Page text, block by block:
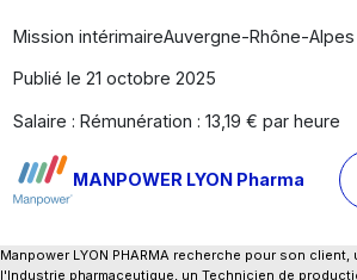
Mission intérimaireAuvergne-Rhône-Alpes
Publié le 21 octobre 2025
Salaire : Rémunération : 13,19 € par heure
MANPOWER LYON Pharma
Manpower LYON PHARMA recherche pour son
l'Industrie pharmaceutique, un Technicien de